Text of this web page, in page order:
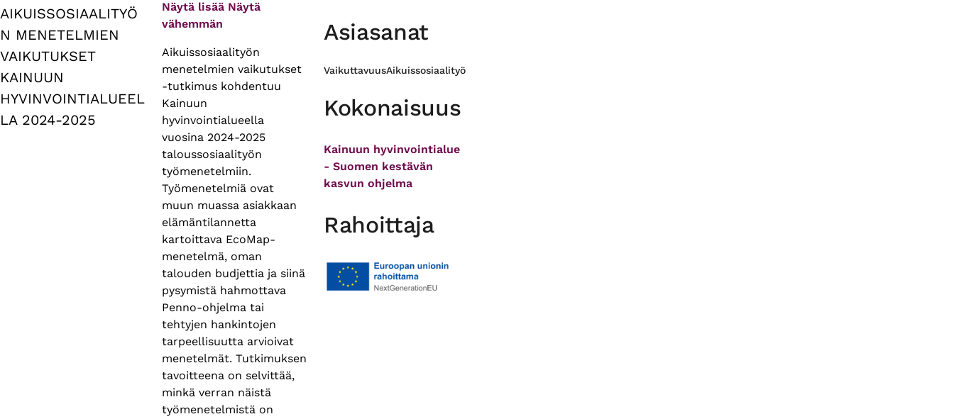
AIKUISSOSIAALITYÖ
N MENETELMIEN
VAIKUTUKSET
KAINUUN
HYVINVOINTIALUEEL
LA 2024-2025
Näytä lisää Näytä
vähemmän
Aikuissosiaalityön
menetelmien vaikutukset
-tutkimus kohdentuu
Kainuun
hyvinvointialueella
vuosina 2024-2025
taloussosiaalityön
työmenetelmiin.
Työmenetelmiä ovat
muun muassa asiakkaan
elämäntilannetta
kartoittava EcoMap-
menetelmä, oman
talouden budjettia ja siinä
pysymistä hahmottava
Penno-ohjelma tai
tehtyjen hankintojen
tarpeellisuutta arvioivat
menetelmät. Tutkimuksen
tavoitteena on selvittää,
minkä verran näistä
työmenetelmistä on
Asiasanat
VaikuttavuusAikuissosiaalityö
Kokonaisuus
Kainuun hyvinvointialue
- Suomen kestävän
kasvun ohjelma
Rahoittaja